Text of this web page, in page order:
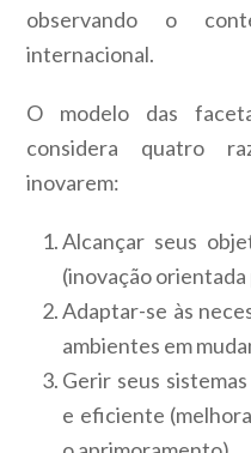
observando o
internacional.
O modelo das
considera quatro
inovarem:
Alcançar seus
(inovação orientada
Adaptar-se às
ambientes em
Gerir seus
e eficiente